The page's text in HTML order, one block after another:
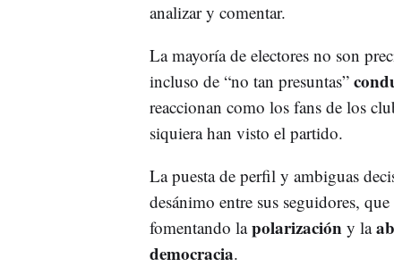
analizar y comentar.
La mayoría de electores no son
incluso de “no tan presuntas”
reaccionan como los fans de los
siquiera han visto el partido.
La puesta de perfil y ambiguas
desánimo entre sus seguidores,
fomentando lapolarizacióny la
democracia.